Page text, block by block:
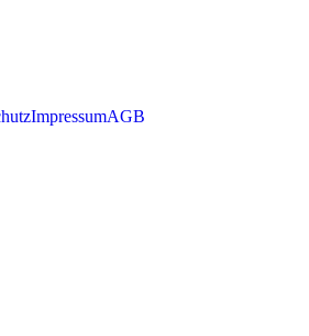
ImpressumAGB